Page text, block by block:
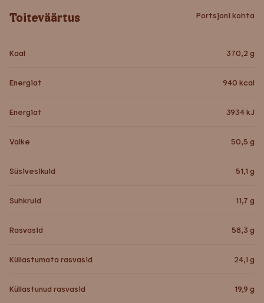
Toiteväärtus Portsjoni kohta
Kaal 370,2 g
Energiat 940 kcal
Energiat 3934kJ
Valke 50,5 g
Süsivesikuid 51,1 g
Suhkruid 11,7 g
Rasvasid 58,3 g
Küllastumata rasvasid 24,1 g
Küllastunud rasvasid 19,9 g